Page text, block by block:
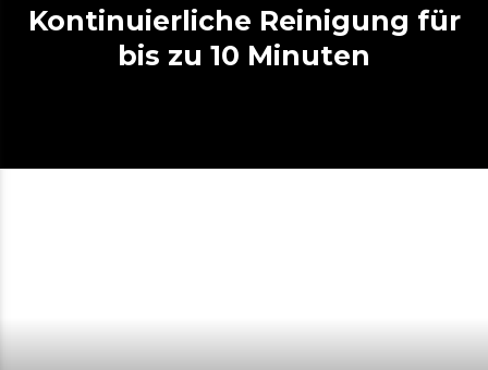
Kontinuierliche Reinigung für
bis zu 10 Minuten